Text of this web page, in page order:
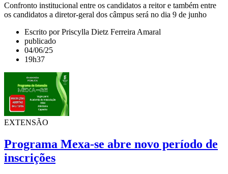
Confronto institucional entre os candidatos a reitor e também entre
os candidatos a diretor-geral dos câmpus será no dia 9 de junho
Escrito por Priscylla Dietz Ferreira Amaral
publicado
04/06/25
19h37
EXTENSÃO
Programa Mexa-se abre novo período de
inscrições